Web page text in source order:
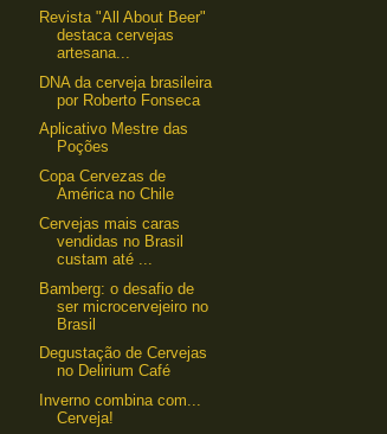
Revista "All About Beer"
destaca cervejas
artesana...
DNA da cerveja brasileira
por Roberto Fonseca
Aplicativo Mestre das
Poções
Copa Cervezas de
América no Chile
Cervejas mais caras
vendidas no Brasil
custam até ...
Bamberg: o desafio de
ser microcervejeiro no
Brasil
Degustação de Cervejas
no Delirium Café
Inverno combina com...
Cerveja!